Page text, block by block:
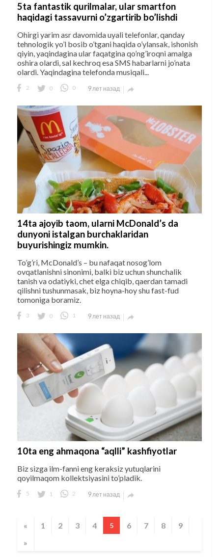
5ta fantastik qurilmalar, ular smartfon
haqidagi tassavurni o’zgartirib bo’lishdi
Ohirgi yarim asr davomida uyali telefonlar, qanday
tehnologik yo’l bosib o’tgani haqida o’ylansak, ishonish
qiyin, yaqindagina ular faqatgina qo’ng’iroqni amalga
oshira olardi, sal kechroq esa SMS habarlarni jo’nata
olardi. Yaqindagina telefonda musiqali...
2 0 0 9 лет назад 
14ta ajoyib taom, ularni McDonald’s da
dunyoni istalgan burchaklaridan
buyurishingiz mumkin.
To’g’ri, McDonald’s – bu nafaqat nosog’lom
ovqatlanishni sinonimi, balki biz uchun shunchalik
tanish va odatiyki, chet elga chiqib, qaerdan tamadi
qilishni tushunmasak, biz hoyna-hoy shu fast-fud
tomoniga boramiz.
3 0 1 9 лет назад 
10ta eng ahmaqona “aqlli” kashfiyotlar
Biz sizga ilm-fanni eng keraksiz yutuqlarini
qoyilmaqom kollektsiyasini to’pladik.
5 1 2 9 лет назад 
« 1 2 3 4 5 6 7 8
9
»